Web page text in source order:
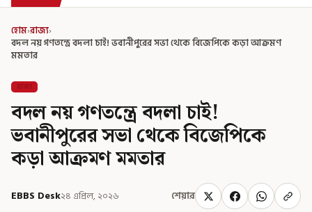
হোম›রাজ্য›
বদল নয় গণতন্ত্রে বদলা চাই! ভবানীপুরের সভা থেকে বিজেপিকে কড়া আক্রমণ
মমতার
রাজ্য
বদল নয় গণতন্ত্রে বদলা চাই!
ভবানীপুরের সভা থেকে বিজেপিকে
কড়া আক্রমণ মমতার
EBBS Desk২৪ এপ্রিল, ২০২৬ শেয়ার